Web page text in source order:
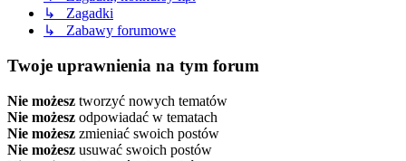
↳ Zagadki
↳ Zabawy forumowe
Twoje uprawnienia na tym forum
Nie możesz tworzyć nowych tematów
Nie możesz odpowiadać w tematach
Nie możesz zmieniać swoich postów
Nie możesz usuwać swoich postów